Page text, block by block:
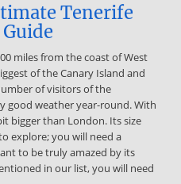
Telefonálás 5.411 Vendéglátás
5.414 Virágkultusz 5.415
50. oldal 51. oldal 52. oldal 52.
oldal 60. oldal 60. oldal 61. oldal
ELTÉRÉSEK VII. ÖSSZEGZÉS,
ÉS AMERIKAI HIVATALOS
KÜLÖNBÖZŐSÉGEI, KÜLÖNÖS
BEVEZETÉS Az utóbbi
az üzleti életben, mind a
viselkedés elsajátítása iránti
kapcsolatról is beszélünk,
Tenerife
miles from the coast of West
of the Canary Island and
of visitors of the
good weather year-round. With
bigger than London. Its size
explore; you will need a
to be truly amazed by its
in our list, you will need